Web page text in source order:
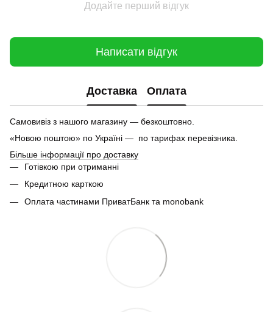
Додайте перший відгук
Написати відгук
Доставка Оплата
Самовивіз з нашого магазину — безкоштовно.
«Новою поштою» по Україні — по тарифах перевізника.
Більше інформації про доставку
Готівкою при отриманні
Кредитною карткою
Оплата частинами ПриватБанк та monobank